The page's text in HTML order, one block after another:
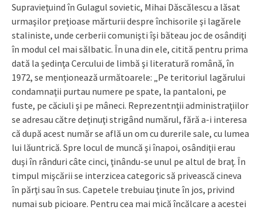
Supravieţuind în Gulagul sovietic, Mihai Dăscălescu a lăsat
urmaşilor preţioase mărturii despre închisorile şi lagărele
staliniste, unde cerberii comunişti îşi băteau joc de osândiţi
în modul cel mai sălbatic. În una din ele, citită pentru prima
dată la şedinţa Cercului de limbă şi literatură română, în
1972, se menţionează următoarele: „Pe teritoriul lagărului
condamnaţii purtau numere pe spate, la pantaloni, pe
fuste, pe căciuli şi pe mâneci. Reprezentnţii administraţiilor
se adresau către deţinuţi strigând numărul, fără a-i interesa
că după acest număr se află un om cu durerile sale, cu lumea
lui lăuntrică. Spre locul de muncă şi înapoi, osândiţii erau
duşi în rânduri câte cinci, ţinându-se unul pe altul de braţ. În
timpul mişcării se interzicea categoric să privească cineva
în părţi sau în sus. Capetele trebuiau ţinute în jos, privind
numai sub picioare. Pentru cea mai mică încălcare a acestei